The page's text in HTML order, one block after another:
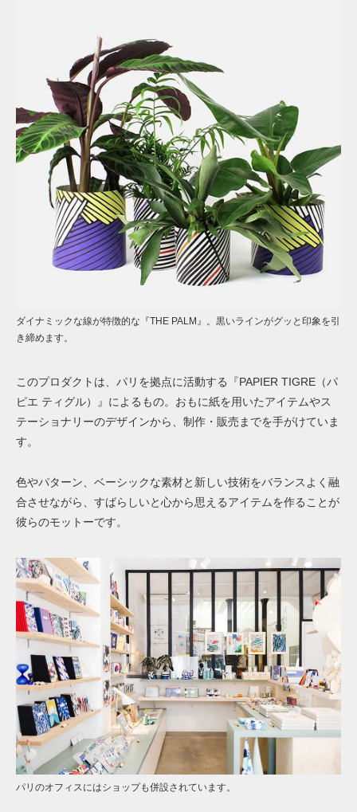
ダイナミックな線が特徴的な『THE PALM』。黒いラインがグッと印象を引
き締めます。
このプロダクトは、パリを拠点に活動する『PAPIER TIGRE（パ
ピエ ティグル）』によるもの。おもに紙を用いたアイテムやス
テーショナリーのデザインから、制作・販売までを手がけていま
す。
色やパターン、ベーシックな素材と新しい技術をバランスよく融
合させながら、すばらしいと心から思えるアイテムを作ることが
彼らのモットーです。
パリのオフィスにはショップも併設されています。